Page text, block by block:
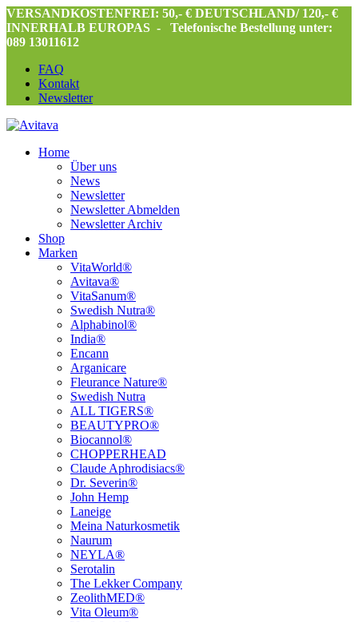
VERSANDKOSTENFREI: 50,- € DEUTSCHLAND/ 120,- €
INNERHALB EUROPAS -
Telefonische Bestellung unter:
089 13011612
FAQ
Kontakt
Newsletter
Home
Über uns
News
Newsletter
Newsletter Abmelden
Newsletter Archiv
Shop
Marken
VitaWorld®
Avitava®
VitaSanum®
Swedish Nutra®
Alphabinol®
India®
Encann
Arganicare
Fleurance Nature®
Swedish Nutra
ALL TIGERS®
BEAUTYPRO®
Biocannol®
CHOPPERHEAD
Claude Aphrodisiacs®
Dr. Severin®
John Hemp
Laneige
Meina Naturkosmetik
Naurum
NEYLA®
Serotalin
The Lekker Company
ZeolithMED®
Vita Oleum®